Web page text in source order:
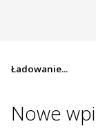
Ładowanie...
Nowe